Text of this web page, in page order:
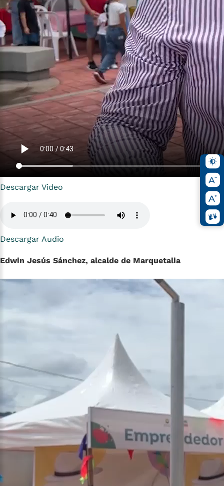
Descargar Video
Descargar Audio
Edwin Jesús Sánchez, alcalde de Marquetalia